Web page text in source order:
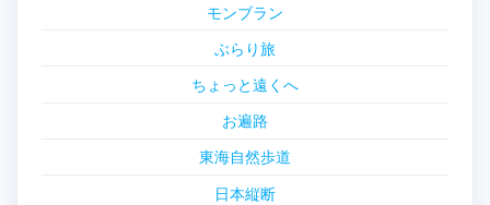
モンブラン
ぶらり旅
ちょっと遠くへ
お遍路
東海自然歩道
日本縦断